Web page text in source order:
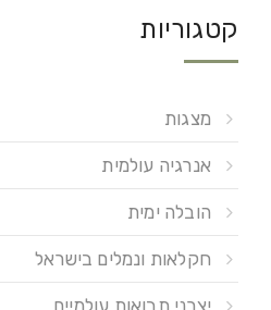
קטגוריות
מצגות
אנרגיה עולמית
הובלה ימית
חקלאות ונמלים בישראל